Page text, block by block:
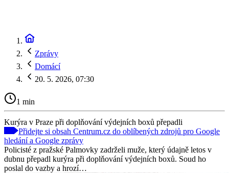
Zprávy
Domácí
20. 5. 2026, 07:30
1 min
Kurýra v Praze při doplňování výdejních boxů přepadli
Přidejte si obsah Centrum.cz do oblíbených zdrojů pro Google
hledání a Google zprávy
Policisté z pražské Palmovky zadrželi muže, který údajně letos v
dubnu přepadl kurýra při doplňování výdejních boxů. Soud ho
poslal do vazby a hrozí…